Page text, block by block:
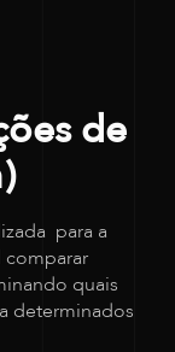
de
para a
comparar
quais
determinados